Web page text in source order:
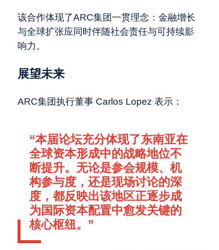
该合作体现了ARC集团一贯理念：金融增长
与全球扩张应同时伴随社会责任与可持续影
响力。
展望未来
ARC集团执行董事 Carlos Lopez 表示：
“本届论坛充分体现了东南亚在
全球资本形成中的战略地位不
断提升。无论是参会规模、机
构参与度，还是现场讨论的深
度，都反映出该地区正逐步成
为国际资本配置中愈发关键的
核心枢纽。”